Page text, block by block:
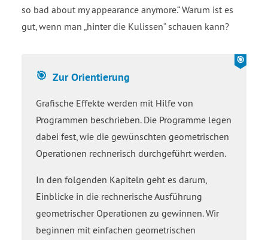
so bad about my appearance anymore. Warum ist es
gut, wenn man hinter die Kulissen schauen kann?
Zur Orientierung
Grafische Effekte werden mit Hilfe von
Programmen beschrieben. Die Programme legen
dabei fest, wie die gewünschten geometrischen
Operationen rechnerisch durchgeführt werden.
In den folgenden Kapiteln geht es darum,
Einblicke in die rechnerische Ausführung
geometrischer Operationen zu gewinnen. Wir
beginnen mit einfachen geometrischen